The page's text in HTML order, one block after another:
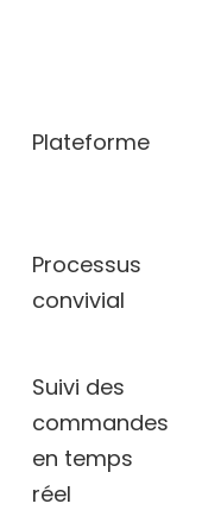
Plateforme
Processus
convivial
Suivi des
commandes
en temps
réel